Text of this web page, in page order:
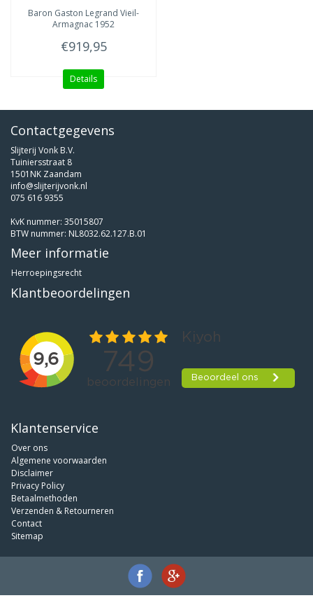
Baron Gaston Legrand Vieil-
Armagnac 1952
€919,95
Details
Contactgegevens
Slijterij Vonk B.V.
Tuiniersstraat 8
1501NK Zaandam
info@slijterijvonk.nl
075 616 9355
KvK nummer: 35015807
BTW nummer: NL8032.62.127.B.01
Meer informatie
Herroepingsrecht
Klantbeoordelingen
Klantenservice
Over ons
Algemene voorwaarden
Disclaimer
Privacy Policy
Betaalmethoden
Verzenden & Retourneren
Contact
Sitemap